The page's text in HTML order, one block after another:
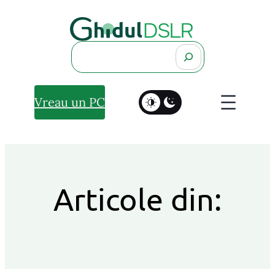
Search
Vreau un PC
Articole din: